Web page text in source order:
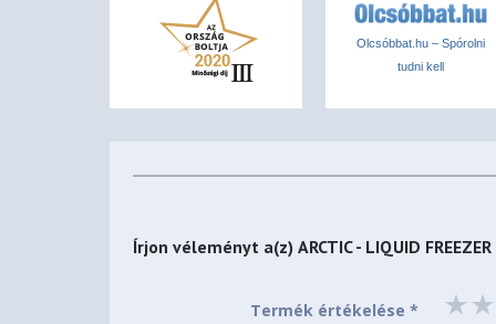
Dimensions
277 (L) x 120 (W) x 38 (H) mm
0.05 A | 12 V DC
Olcsóbbat.hu – Spórolni
tudni kell
Írjon véleményt a(z)ARCTIC - LIQUID
Termék értékelése *